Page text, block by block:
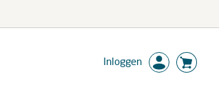
Inloggen